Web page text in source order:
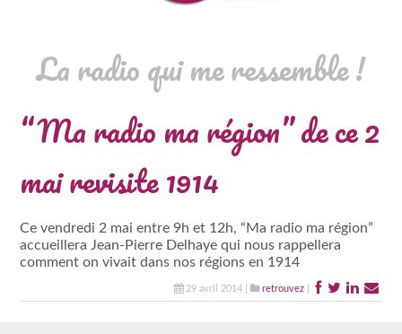
La radio qui me ressemble !
“Ma radio ma région” de ce 2
mai revisite 1914
Ce vendredi 2 mai entre 9h et 12h, “Ma radio ma région”
accueillera Jean-Pierre Delhaye qui nous rappellera
comment on vivait dans nos régions en 1914
29 avril 2014 | retrouvez